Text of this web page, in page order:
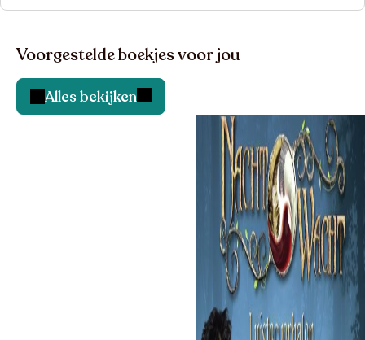
Voorgestelde boekjes voor jou
Alles bekijken